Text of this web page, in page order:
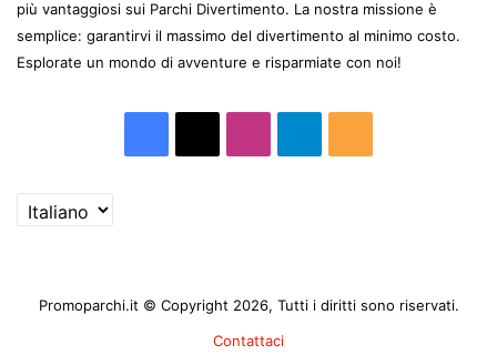
più vantaggiosi sui Parchi Divertimento. La nostra missione è
semplice: garantirvi il massimo del divertimento al minimo costo.
Esplorate un mondo di avventure e risparmiate con noi!
Scegli
una
Promoparchi.it © Copyright 2026, Tutti i diritti sono riservati.
Contattaci